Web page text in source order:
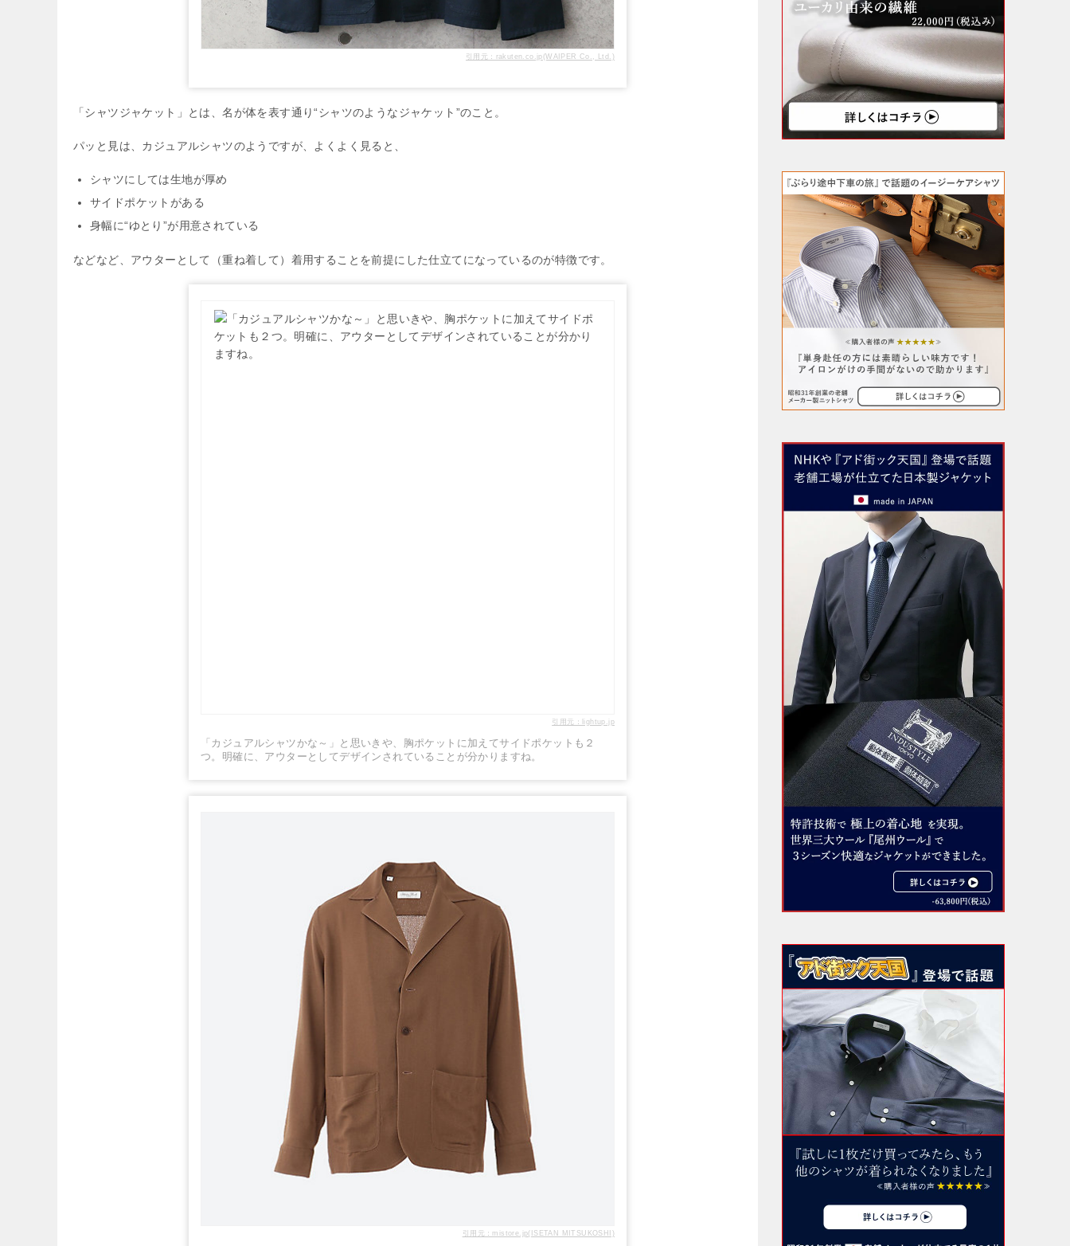
引用元：rakuten.co.jp(WAIPER Co., Ltd.)
「シャツジャケット」とは、名が体を表す通り“シャツのようなジャケット”のこと。
パッと見は、カジュアルシャツのようですが、よくよく見ると、
シャツにしては生地が厚め
サイドポケットがある
身幅に“ゆとり”が用意されている
などなど、アウターとして（重ね着して）着用することを前提にした仕立てになっているのが特徴です。
引用元：lightup.jp
「カジュアルシャツかな～」と思いきや、胸ポケットに加えてサイドポケットも２
つ。明確に、アウターとしてデザインされていることが分かりますね。
引用元：mistore.jp(ISETAN MITSUKOSHI)